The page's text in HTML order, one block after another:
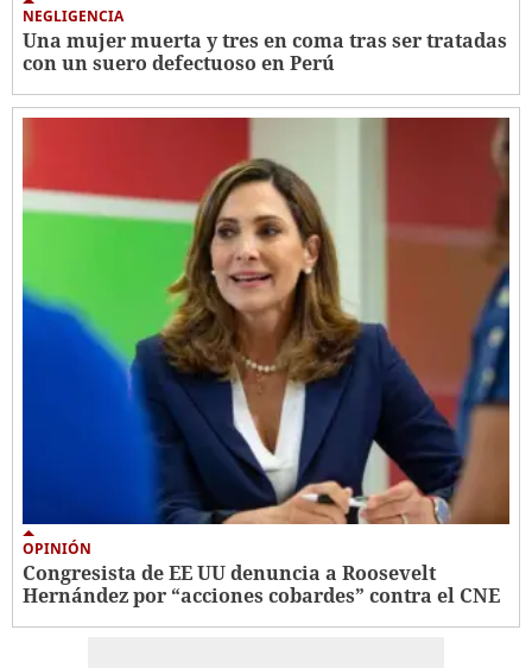
NEGLIGENCIA
Una mujer muerta y tres en coma tras ser tratadas
con un suero defectuoso en Perú
OPINIÓN
Congresista de EE UU denuncia a Roosevelt
Hernández por “acciones cobardes” contra el CNE